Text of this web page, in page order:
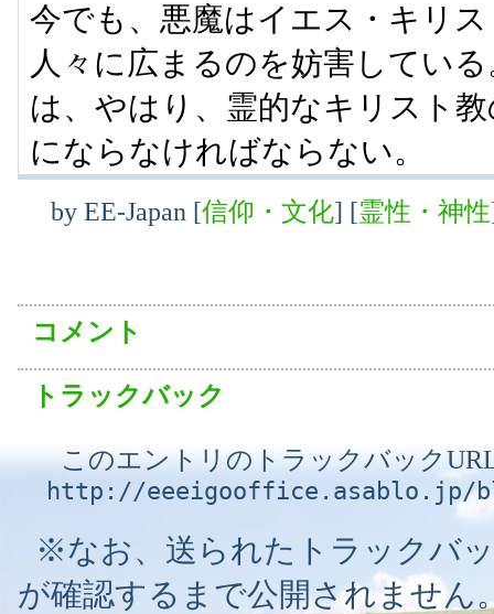
今でも、悪魔はイエス・キリ
人々に広まるのを妨害してい
は、やはり、霊的なキリスト
にならなければならない。
by EE-Japan [信仰・文化] [霊性・神性
コメント
トラックバック
このエントリのトラックバック
http://eeeigooffice.asablo.jp/
※なお、送られたトラックバ
が確認するまで公開されません